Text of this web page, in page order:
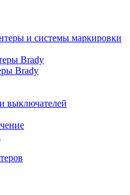
и системы маркировки
Brady
Brady
выключателей